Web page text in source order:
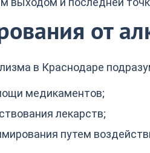
от
в Краснодаре
медикаментов;
лекарств;
путем